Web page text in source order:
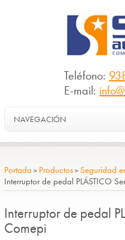
Teléfono:
E-mail:
NAVEGACIÓN
Portada > Productos>Seguridad
Interruptor de pedal PLÁSTICO
Interruptor de pedal
Comepi